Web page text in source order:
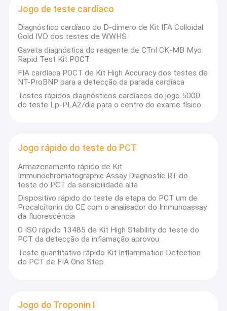
Jogo de teste cardíaco
Diagnóstico cardíaco do D-dímero de Kit IFA Colloidal
Gold IVD dos testes de WWHS
Gaveta diagnóstica do reagente de CTnI CK-MB Myo
Rapid Test Kit POCT
FIA cardíaca POCT de Kit High Accuracy dos testes de
NT-ProBNP para a detecção da parada cardíaca
Testes rápidos diagnósticos cardíacos do jogo 5000
do teste Lp-PLA2/dia para o centro do exame físico
Jogo rápido do teste do PCT
Armazenamento rápido de Kit
Immunochromatographic Assay Diagnostic RT do
teste do PCT da sensibilidade alta
Dispositivo rápido do teste da etapa do PCT um de
Procalcitonin do CE com o analisador do Immunoassay
da fluorescência
O ISO rápido 13485 de Kit High Stability do teste do
PCT da detecção da inflamação aprovou
Teste quantitativo rápido Kit Inflammation Detection
do PCT de FIA One Step
Jogo do Troponin I